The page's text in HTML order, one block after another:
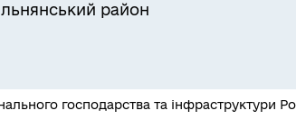
район
господарства та інфраструктури